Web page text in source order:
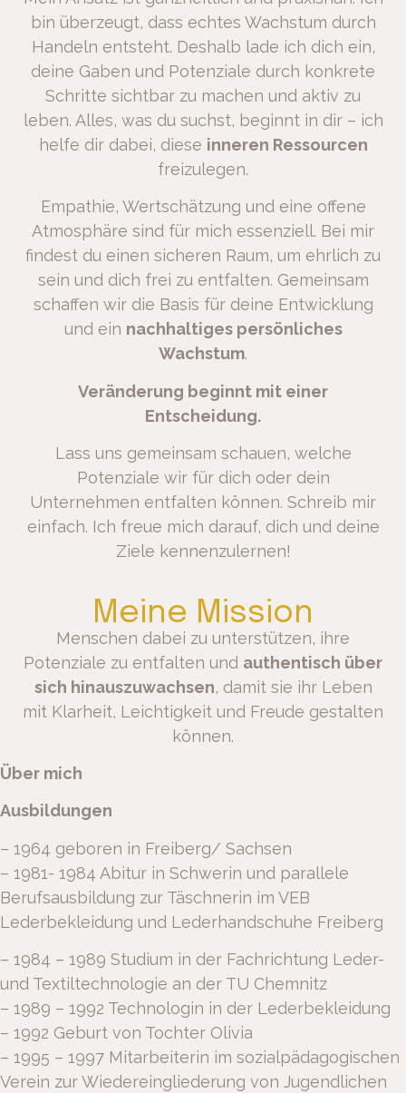
bin überzeugt, dass echtes Wachstum durch
Handeln entsteht. Deshalb lade ich dich ein,
deine Gaben und Potenziale durch konkrete
Schritte sichtbar zu machen und aktiv zu
leben. Alles, was du suchst, beginnt in dir – ich
helfe dir dabei, diese inneren Ressourcen
freizulegen.
Empathie, Wertschätzung und eine offene
Atmosphäre sind für mich essenziell. Bei mir
findest du einen sicheren Raum, um ehrlich zu
sein und dich frei zu entfalten. Gemeinsam
schaffen wir die Basis für deine Entwicklung
und ein nachhaltiges persönliches
Wachstum.
Veränderung beginnt mit einer
Entscheidung.
Lass uns gemeinsam schauen, welche
Potenziale wir für dich oder dein
Unternehmen entfalten können. Schreib mir
einfach. Ich freue mich darauf, dich und deine
Ziele kennenzulernen!
Meine Mission
Menschen dabei zu unterstützen, ihre
Potenziale zu entfalten und authentisch über
sich hinauszuwachsen, damit sie ihr Leben
mit Klarheit, Leichtigkeit und Freude gestalten
können.
Über mich
Ausbildungen
– 1964 geboren in Freiberg/ Sachsen
– 1981- 1984 Abitur in Schwerin und parallele
Berufsausbildung zur Täschnerin im VEB
Lederbekleidung und Lederhandschuhe Freiberg
– 1984 – 1989 Studium in der Fachrichtung Leder-
und Textiltechnologie an der TU Chemnitz
– 1989 – 1992 Technologin in der Lederbekleidung
– 1992 Geburt von Tochter Olivia
– 1995 – 1997 Mitarbeiterin im sozialpädagogischen
Verein zur Wiedereingliederung von Jugendlichen